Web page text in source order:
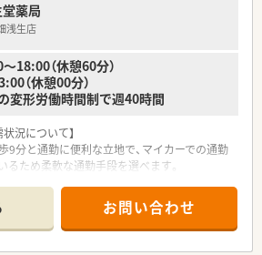
薬剤師資格を取得するための自己啓発援助制
大5万円の補助を実施しています。
得に購入することができます。
】
しているスタッフもいます。
のみをお持ちの方も、充実した研修制度を活
の業務に適応し活躍中です。
薬局
浅生店
18:00（休憩60分）
（休憩00分）
変形労働時間制で週40時間
況について】
9分と通勤に便利な立地で、マイカーでの通勤
るため柔軟な通勤手段を選べます。
方箋を応需しております。
と医療事務が在籍しており、急募枠として欠
たなスタッフを募集しております。
お問い合わせ